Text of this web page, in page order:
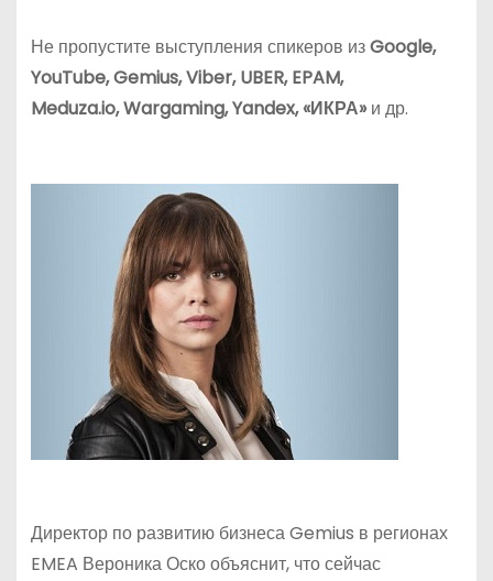
Не пропустите выступления спикеров изGoogle,
YouTube,Gemius,Viber, UBER, EPAM,
Meduza.io,Wargaming, Yandex, «ИКРА»и др.
Директор по развитию бизнеса Gemius в регионах
EMEA Вероника Оско объяснит, что сейчас